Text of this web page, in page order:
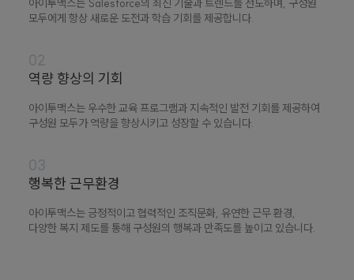
아이투맥스는 Salesforce의 최신 기술과 트렌드를 선도하며, 구성원
모두에게 항상 새로운 도전과 학습 기회를 제공합니다.
02
역량 향상의 기회
아이투맥스는 우수한 교육 프로그램과 지속적인 발전 기회를 제공하여
구성원 모두가 역량을 향상시키고 성장할 수 있습니다.
03
행복한 근무환경
아이투맥스는 긍정적이고 협력적인 조직문화, 유연한 근무 환경,
다양한 복지 제도를 통해 구성원의 행복과 만족도를 높이고 있습니다.